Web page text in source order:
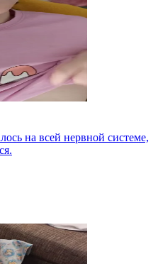
на всей нервной системе,